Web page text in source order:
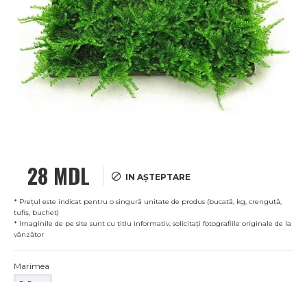
28 MDL IN AȘTEPTARE
* Prețul este indicat pentru o singură unitate de produs (bucată, kg, crenguță,
tufiș, buchet)
* Imaginile de pe site sunt cu titlu informativ, solicitați fotografiile originale de la
vânzător
Marimea